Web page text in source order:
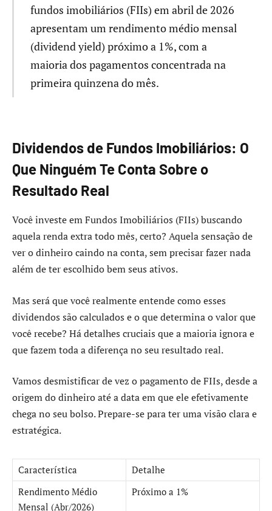
fundos imobiliários (FIIs) em abril de 2026
apresentam um rendimento médio mensal
(dividend yield) próximo a 1%, com a
maioria dos pagamentos concentrada na
primeira quinzena do mês.
Dividendos de Fundos Imobiliários: O
Que Ninguém Te Conta Sobre o
Resultado Real
Você investe em Fundos Imobiliários (FIIs) buscando
aquela renda extra todo mês, certo? Aquela sensação de
ver o dinheiro caindo na conta, sem precisar fazer nada
além de ter escolhido bem seus ativos.
Mas será que você realmente entende como esses
dividendos são calculados e o que determina o valor que
você recebe? Há detalhes cruciais que a maioria ignora e
que fazem toda a diferença no seu resultado real.
Vamos desmistificar de vez o pagamento de FIIs, desde a
origem do dinheiro até a data em que ele efetivamente
chega no seu bolso. Prepare-se para ter uma visão clara e
estratégica.
Característica
Detalhe
Rendimento Médio
Mensal (Abr/2026)
Próximo a 1%